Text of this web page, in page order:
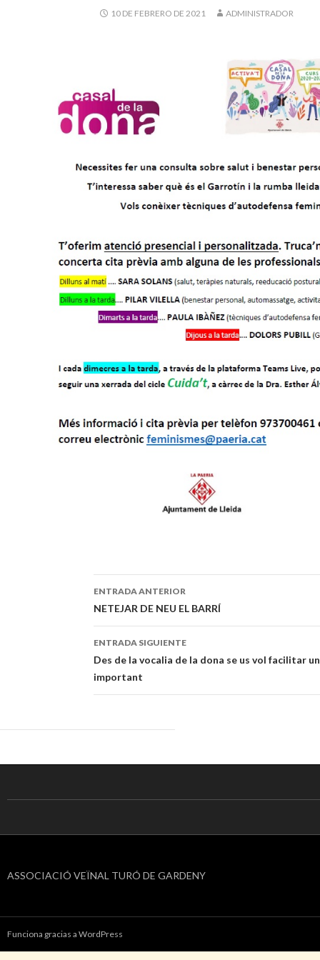
10 DE FEBRERO DE 2021 ADMINISTRADOR
Navegación
de
entradas
ENTRADA ANTERIOR
NETEJAR DE NEU EL BARRÍ
ENTRADA SIGUIENTE
Des de la vocalia de la dona se us vol facilitar
important
ASSOCIACIÓ VEÏNAL TURÓ DE GARDENY
Funciona gracias a WordPress